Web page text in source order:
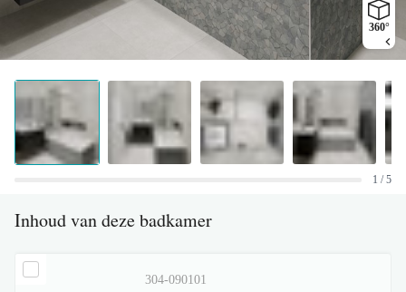
360°
1 / 5
Inhoud van deze badkamer
304-090101